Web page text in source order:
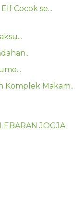
Cocok se...
Komplek Makam...
JOGJA